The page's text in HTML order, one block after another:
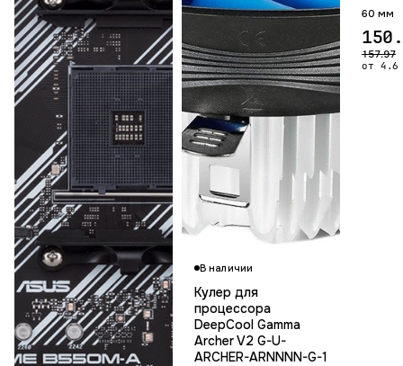
В наличии
Кулер для
процессора
DeepCool Gamma
Archer V2 G-U-
ARCHER-ARNNNN-G-1
60 мм
157.97
от 4.6